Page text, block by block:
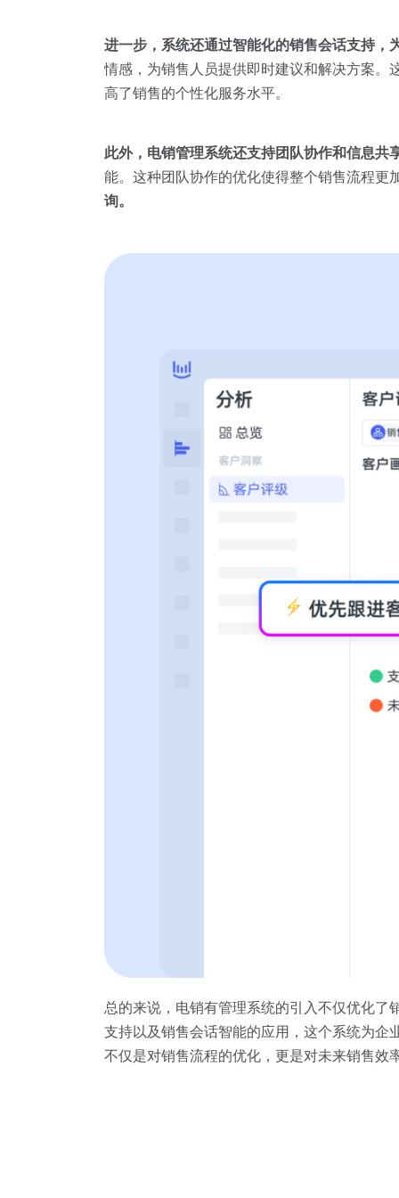
进一步，系统还通过智能化的销售会话支持，
情感，为销售人员提供即时建议和解决方案。
高了销售的个性化服务水平。
此外，电销管理系统还支持团队协作和信息共
能。这种团队协作的优化使得整个销售流程更
询。
总的来说，电销有管理系统的引入不仅优化
支持以及销售会话智能的应用，这个系统为企
不仅是对销售流程的优化，更是对未来销售效